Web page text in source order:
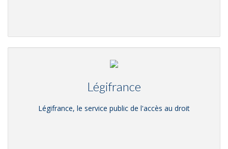
Légifrance
Légifrance, le service public de l'accès au droit